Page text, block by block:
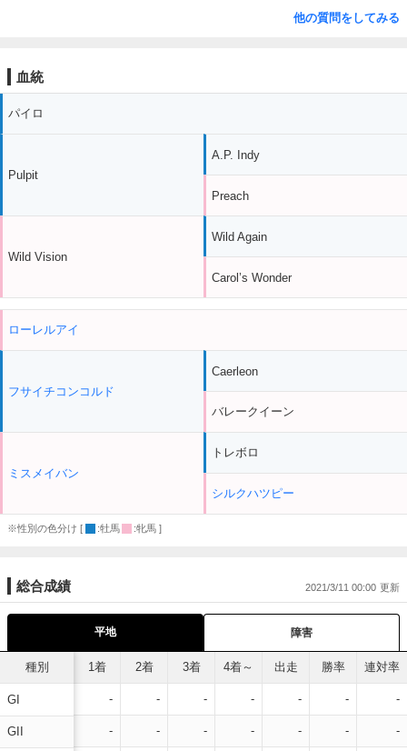
他の質問をしてみる
血統
パイロ
Pulpit
Wild Vision
A.P. Indy
Preach
Wild Again
Carol’s Wonder
ローレルアイ
フサイチコンコルド
ミスメイバン
Caerleon
バレークイーン
トレボロ
シルクハツピー
※性別の色分け [ :牡馬 :牝馬 ]
総合成績 2021/3/11 00:00
平地 障害
種別
GI
GII
1着 2着 3着 4着～ 出走 勝率 連対率
- - - - - - -
- - - - - - -